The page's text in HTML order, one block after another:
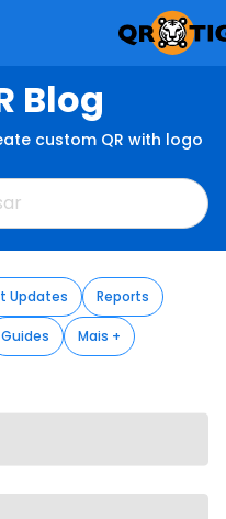
Blog
custom QR with logo
Updates Reports
Guides Mais +